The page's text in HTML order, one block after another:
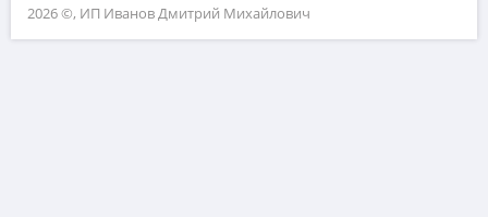
2026 ©, ИП Иванов Дмитрий Михайлович